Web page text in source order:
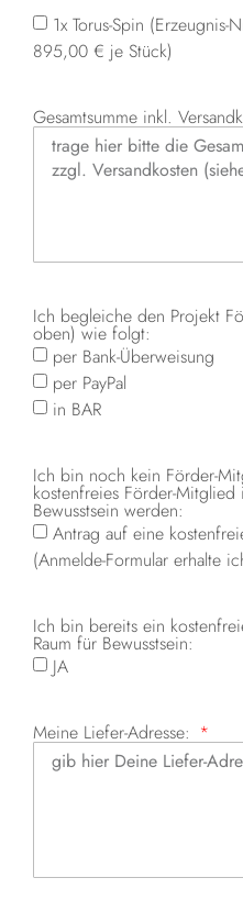
1x Torus-Spin
895,00 € je Stück)
Gesamtsumme inkl.
Ich begleiche den Projekt
oben) wie folgt:
per Bank-Überweisung
per PayPal
in BAR
Ich bin noch kein Förder-
kostenfreies Förder-Mitglied
Bewusstsein werden:
Antrag auf eine
(Anmelde-Formular erhalte
Ich bin bereits ein
Raum für Bewusstsein:
JA
Meine Liefer-Adresse: